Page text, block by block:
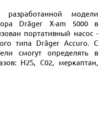
модели
Dräger X-am 5000 в
портативный насос -
типа Dräger Accuro. С
смогут определять в
H2S, С02, меркаптан,